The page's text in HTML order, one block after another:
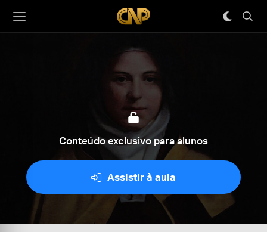
Conteúdo exclusivo para alunos
Assistir à aula